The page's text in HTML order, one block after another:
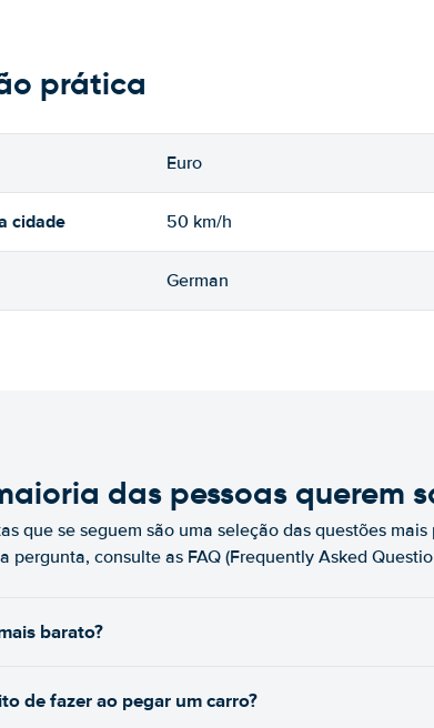
prática
Euro
cidade 50 km/h
German
das pessoas querem
que se seguem são uma seleção das questões
pergunta, consulte as FAQ (Frequently Asked
barato?
de fazer ao pegar um carro?